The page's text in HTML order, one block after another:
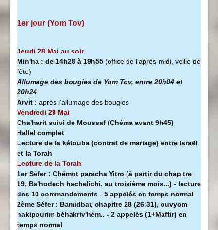
1er jour (Yom Tov)
Jeudi 28 Mai au soir
Min'ha : de 14h28 à 19h55 (office de l'après-midi, veille de
fête)
Allumage des bougies de Yom Tov, entre 20h04 et
20h24
Arvit : après l'allumage des bougies
Vendredi 29 Mai
Cha'harit suivi de Moussaf (Chéma avant 9h45)
Hallel complet
Lecture de la kétouba (contrat de mariage) entre Israël
et la Torah
Lecture de la Torah
1er Séfer : Chémot paracha Yitro (à partir du chapitre
19, Ba'hodech hachelichi, au troisième mois...) - lecture
des 10 commandements - 5 appelés en temps normal
2ème Séfer : Bamidbar, chapitre 28 (26:31), ouvyom
hakipourim béhakriv'hèm.. - 2 appelés (1+Maftir) en
temps normal